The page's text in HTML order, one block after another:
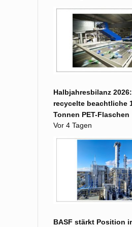
Halbjahresbilanz
recycelte beachtliche
Tonnen PET-Flaschen
Vor 4 Tagen
BASF stärkt Position